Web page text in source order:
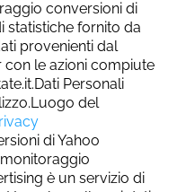
conversioni di
statistiche fornito da
provenienti dal
con le azioni compiute
Personali
del
di Yahoo
è un servizio di